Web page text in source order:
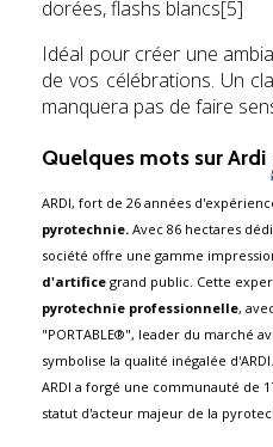
dorées, flashs blancs[5]
Idéal pour créer une
de vos célébrations. Un
manquera pas de faire
Quelques mots sur Ardi
ARDI, fort de 26 années
pyrotechnie. Avec 86 hectares
société offre une gamme
d'artifice grand public. Cette
pyrotechnie professionnelle,
"PORTABLE®", leader du marché
symbolise la qualité inégalée
ARDI a forgé une communauté de
statut d'acteur majeur de la